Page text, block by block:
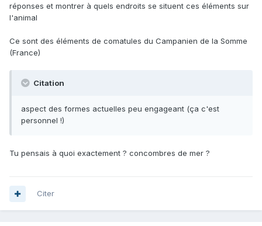
réponses et montrer à quels endroits se situent ces éléments sur
l'animal
Ce sont des éléments de comatules du Campanien de la Somme
(France)
Citation
aspect des formes actuelles peu engageant (ça c'est
personnel !)
Tu pensais à quoi exactement ? concombres de mer ?
Citer